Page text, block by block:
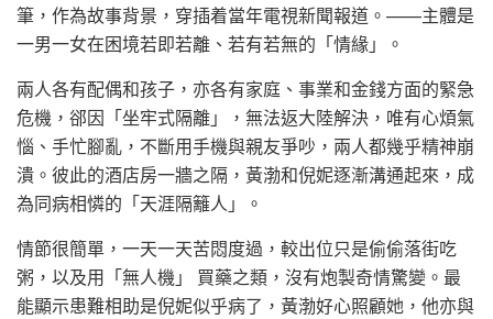
筆，作為故事背景，穿插着當年電視新聞報道。——主體是
一男一女在困境若即若離、若有若無的「情緣」。
兩人各有配偶和孩子，亦各有家庭、事業和金錢方面的緊急
危機，郤因「坐牢式隔離」，無法返大陸解決，唯有心煩氣
惱、手忙腳亂，不斷用手機與親友爭吵，兩人都幾乎精神崩
潰。彼此的酒店房一牆之隔，黃渤和倪妮逐漸溝通起來，成
為同病相憐的「天涯隔籬人」。
情節很簡單，一天一天苦悶度過，較出位只是偷偷落街吃
粥，以及用「無人機」 買藥之類，沒有炮製奇情驚變。最
能顯示患難相助是倪妮似乎病了，黃渤好心照顧她，他亦與